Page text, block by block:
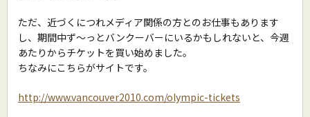
ただ、近づくにつれメディア関係の方とのお仕事もあります
し、期間中ず〜っとバンクーバーにいるかもしれないと、今週
あたりからチケットを買い始めました。
ちなみにこちらがサイトです。
http://www.vancouver2010.com/olympic-tickets